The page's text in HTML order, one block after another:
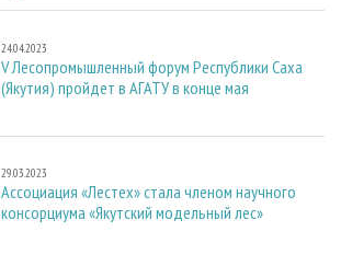
24.04.2023
V Лесопромышленный форум Республики Саха
(Якутия) пройдет в АГАТУ в конце мая
29.03.2023
Ассоциация «Лестех» стала членом научного
консорциума «Якутский модельный лес»